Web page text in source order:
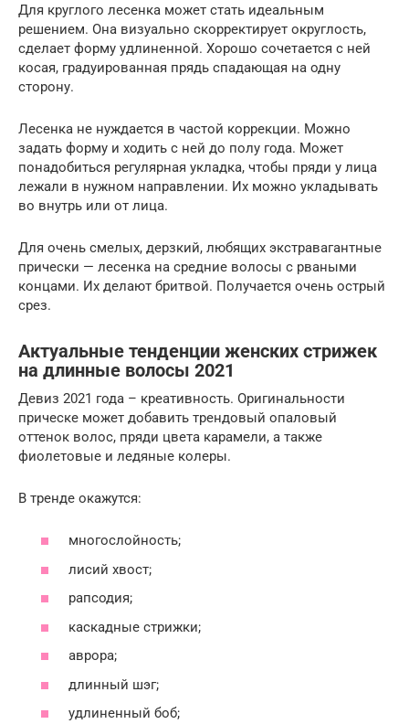
Для круглого лесенка может стать идеальным
решением. Она визуально скорректирует округлость,
сделает форму удлиненной. Хорошо сочетается с ней
косая, градуированная прядь спадающая на одну
сторону.
Лесенка не нуждается в частой коррекции. Можно
задать форму и ходить с ней до полу года. Может
понадобиться регулярная укладка, чтобы пряди у лица
лежали в нужном направлении. Их можно укладывать
во внутрь или от лица.
Для очень смелых, дерзкий, любящих экстравагантные
прически — лесенка на средние волосы с рваными
концами. Их делают бритвой. Получается очень острый
срез.
Актуальные тенденции женских стрижек
на длинные волосы 2021
Девиз 2021 года – креативность. Оригинальности
прическе может добавить трендовый опаловый
оттенок волос, пряди цвета карамели, а также
фиолетовые и ледяные колеры.
В тренде окажутся:
многослойность;
лисий хвост;
рапсодия;
каскадные стрижки;
аврора;
длинный шэг;
удлиненный боб;